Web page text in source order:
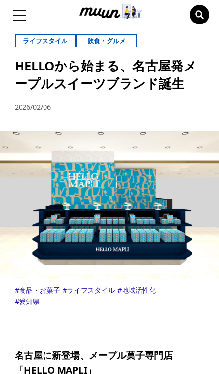
ライフスタイル 飲食・グルメ
HELLOから始まる、名古屋発メ
ープルスイーツブランド誕生
2026/02/06
食品・お菓子 ライフスタイル
地域活性化
愛知県
名古屋に新登場、メープル菓子専門店
「HELLO MAPLI」